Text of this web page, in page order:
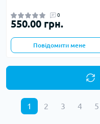
0
550.00 грн.
Повідомити мене
1 2 3 4 5